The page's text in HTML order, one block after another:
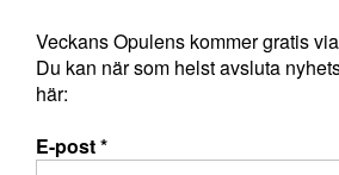
Veckans Opulens kommer gratis
Du kan när som helst avsluta
här:
E-post*